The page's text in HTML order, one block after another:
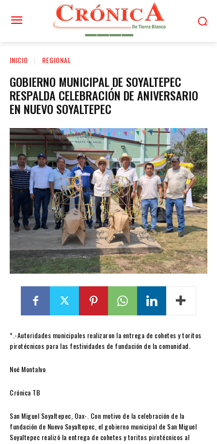
INICIO REGIONAL
GOBIERNO MUNICIPAL DE SOYALTEPEC
RESPALDA CELEBRACIÓN DE ANIVERSARIO
EN NUEVO SOYALTEPEC
*.-Autoridades municipales realizaron la entrega de cohetes y toritos
pirotécnicos para las festividades de fundación de la comunidad.
Noé Montalvo
Crónica TB
San Miguel Soyaltepec, Oax-. Con motivo de la celebración de la
fundación de Nuevo Soyaltepec, el gobierno municipal de San Miguel
Soyaltepec realizó la entrega de cohetes y toritos pirotécnicos al